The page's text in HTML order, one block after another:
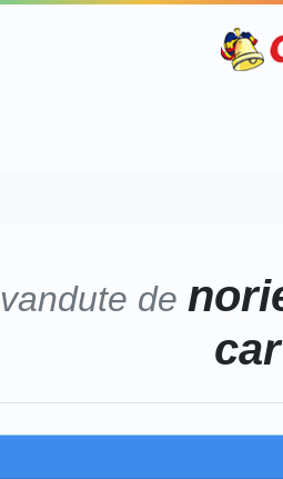
vandute de